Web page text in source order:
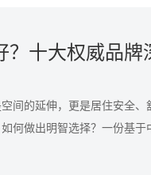
间的延伸，更是居住安全
何做出明智选择？一份基于